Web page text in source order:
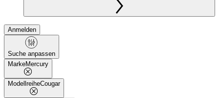
Anmelden
Suche anpassen
MarkeMercury
ModellreiheCougar